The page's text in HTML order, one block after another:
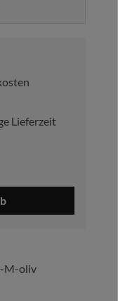
Lieferzeit
gewünschten
M-oliv